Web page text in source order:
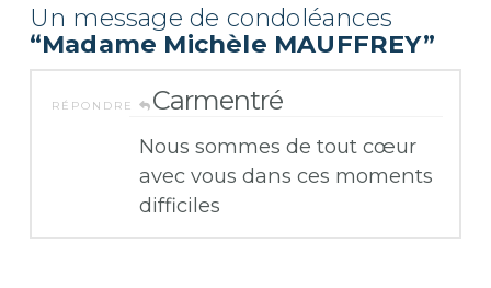
Un message de condoléances
“Madame Michèle MAUFFREY”
RÉPONDRE Carmentré
Nous sommes de tout cœur
avec vous dans ces moments
difficiles